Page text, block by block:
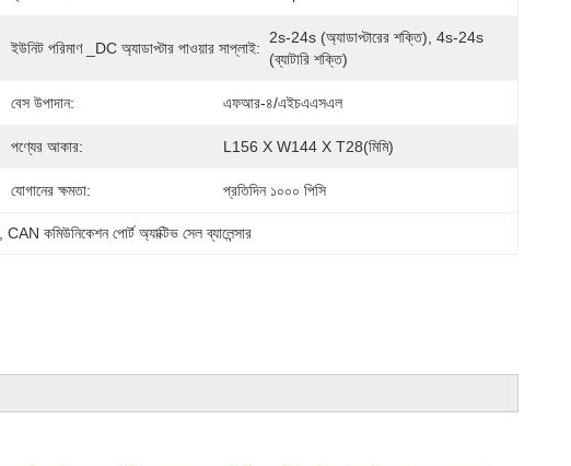
ইউনিট পরিমাণ _DC অ্যাডাপ্টার পাওয়ার সাপ্লাই:
2s-24s (অ্যাডাপ্টারের শক্তি), 4s-24s
(ব্যাটারি শক্তি)
বেস উপাদান: এফআর-৪/এইচএএসএল
পণ্যের আকার: L156 X W144 X T28(মিমি)
যোগানের ক্ষমতা: প্রতিদিন ১০০০ পিসি
, CAN কমিউনিকেশন পোর্ট অ্যাক্টিভ সেল ব্যালেন্সার